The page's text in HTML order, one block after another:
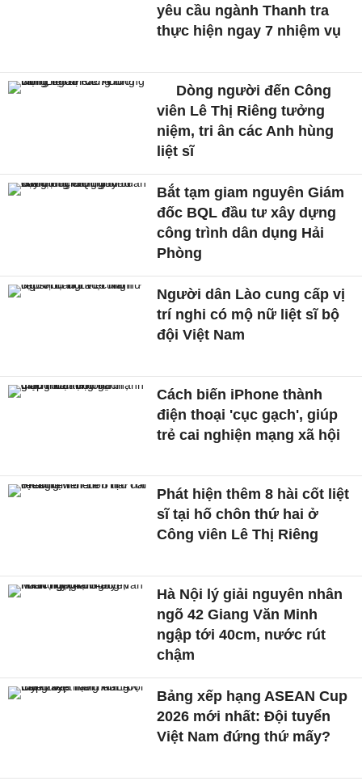
yêu cầu ngành Thanh tra
thực hiện ngay 7 nhiệm vụ
Dòng người đến Công
viên Lê Thị Riêng tưởng
niệm, tri ân các Anh hùng
liệt sĩ
Bắt tạm giam nguyên Giám
đốc BQL đầu tư xây dựng
công trình dân dụng Hải
Phòng
Người dân Lào cung cấp vị
trí nghi có mộ nữ liệt sĩ bộ
đội Việt Nam
Cách biến iPhone thành
điện thoại 'cục gạch', giúp
trẻ cai nghiện mạng xã hội
Phát hiện thêm 8 hài cốt liệt
sĩ tại hố chôn thứ hai ở
Công viên Lê Thị Riêng
Hà Nội lý giải nguyên nhân
ngõ 42 Giang Văn Minh
ngập tới 40cm, nước rút
chậm
Bảng xếp hạng ASEAN Cup
2026 mới nhất: Đội tuyển
Việt Nam đứng thứ mấy?